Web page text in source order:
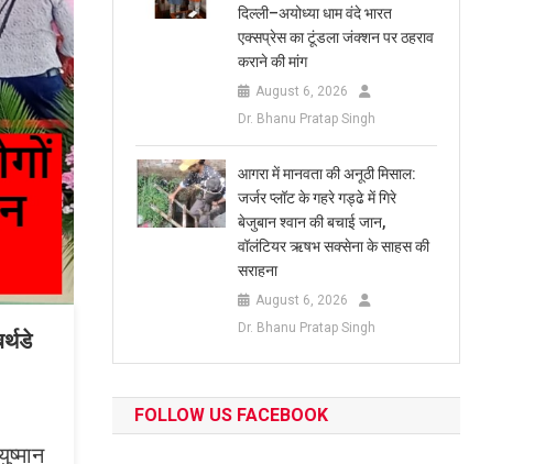
दिल्ली–अयोध्या धाम वंदे भारत
एक्सप्रेस का टूंडला जंक्शन पर ठहराव
कराने की मांग
August 6, 2026
Dr. Bhanu Pratap Singh
आगरा में मानवता की अनूठी मिसाल:
जर्जर प्लॉट के गहरे गड्ढे में गिरे
बेजुबान श्वान की बचाई जान,
वॉलंटियर ऋषभ सक्सेना के साहस की
सराहना
August 6, 2026
Dr. Bhanu Pratap Singh
FOLLOW US FACEBOOK